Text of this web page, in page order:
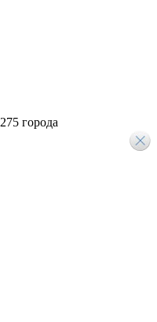
275 города